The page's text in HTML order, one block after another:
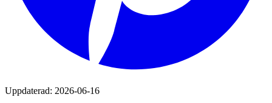
Uppdaterad: 2026-06-16